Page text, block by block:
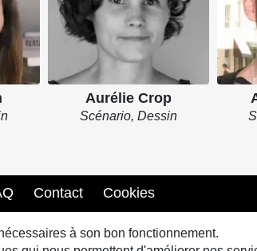
Aurélie Crop
Scénario, Dessin
Contact Cookies
à son bon fonctionnement.